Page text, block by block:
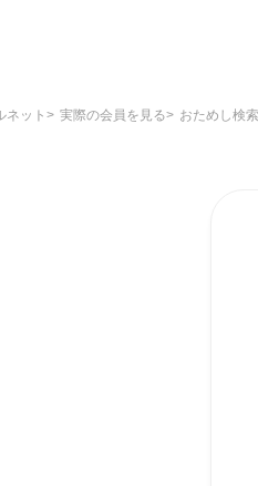
ネット 実際の会員を見る おためし検索